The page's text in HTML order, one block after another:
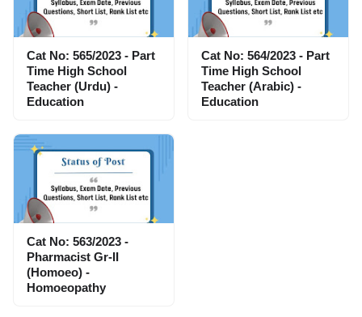
Cat No: 565/2023 - Part
Time High School
Teacher (Urdu) -
Education
Cat No: 564/2023 - Part
Time High School
Teacher (Arabic) -
Education
Cat No: 563/2023 -
Pharmacist Gr-II
(Homoeo) -
Homoeopathy